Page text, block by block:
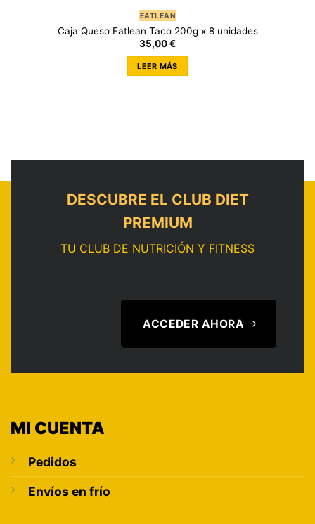
EATLEAN
Caja Queso Eatlean Taco 200g x 8 unidades
35,00€
LEER MÁS
DESCUBRE EL CLUB DIET
PREMIUM
TU CLUB DE NUTRICIÓN Y FITNESS
ACCEDER AHORA
MI CUENTA
Pedidos
Envíos en frío